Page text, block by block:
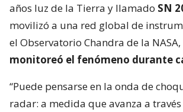
años luz de la Tierra y llamado SN
movilizó a una red global de
el Observatorio Chandra de la
monitoreó el fenómeno durante
“Puede pensarse en la onda de
radar: a medida que avanza a